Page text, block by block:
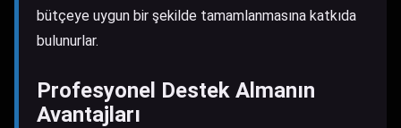
bütçeye uygun bir şekilde tamamlanmasına katkıda
bulunurlar.
Profesyonel Destek Almanın
Avantajları